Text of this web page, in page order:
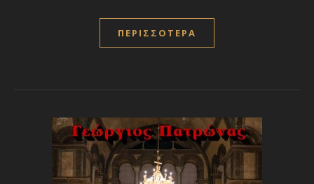
ΠΕΡΙΣΣΌΤΕΡΑ